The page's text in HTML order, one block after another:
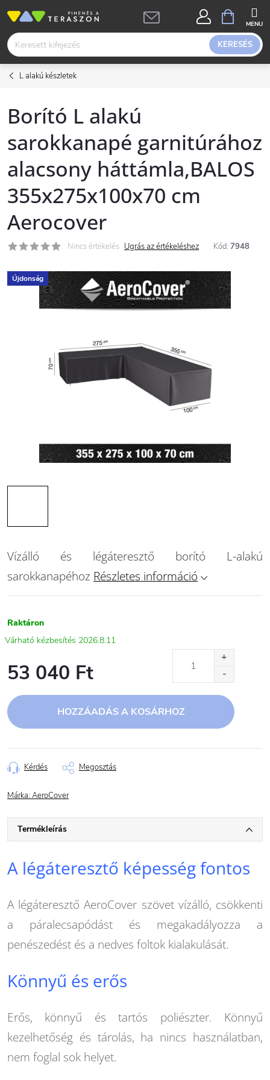
tartalomhoz
KERESÉS
KOSÁR
L alakú készletek
Borító L alakú
sarokkanapé garnitúrához
alacsony háttámla,BALOS
355x275x100x70 cm
Aerocover
Nincs értékelés Ugrás az értékeléshez Kód: 7948
Újdonság
Vízálló és légáteresztő borító L-alakú
sarokkanapéhoz Részletes információ
Raktáron
2026.8.11
53 040 Ft
HOZZÁADÁS A KOSÁRHOZ
Kérdés Megosztás
Márka: AeroCover
Termékleírás
A légáteresztő képesség fontos
A légáteresztő AeroCover szövet vízálló, csökkenti
a páralecsapódást és megakadályozza a
penészedést és a nedves foltok kialakulását.
Könnyű és erős
Erős, könnyű és tartós poliészter. Könnyű
kezelhetőség és tárolás, ha nincs használatban,
nem foglal sok helyet.